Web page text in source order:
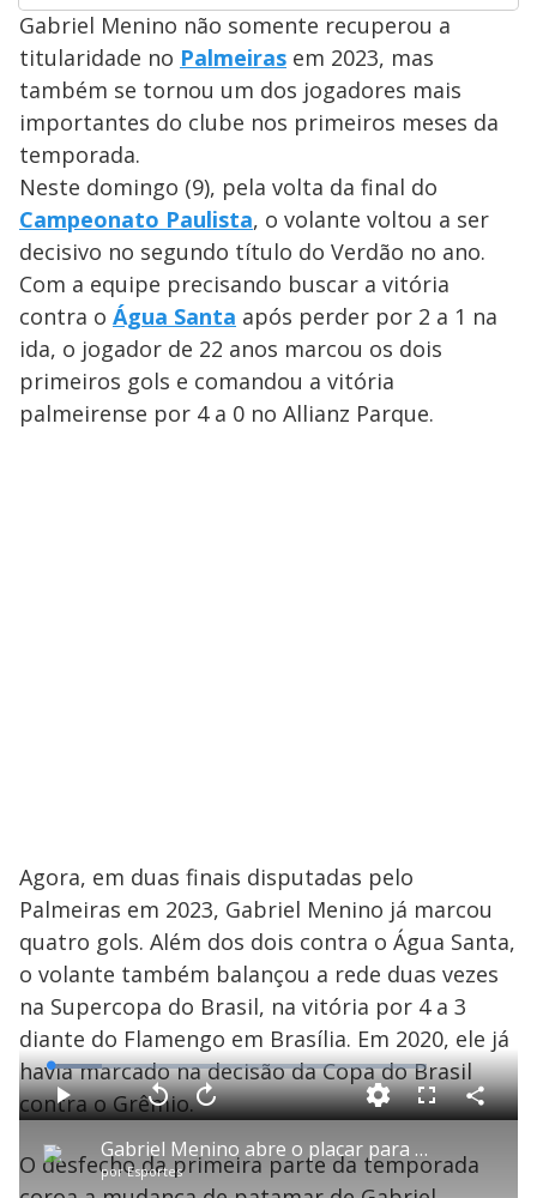
Gabriel Menino não somente recuperou a
titularidade no Palmeiras em 2023, mas
também se tornou um dos jogadores mais
importantes do clube nos primeiros meses da
temporada.
Neste domingo (9), pela volta da final do
Campeonato Paulista, o volante voltou a ser
decisivo no segundo título do Verdão no ano.
Com a equipe precisando buscar a vitória
contra o Água Santa após perder por 2 a 1 na
ida, o jogador de 22 anos marcou os dois
primeiros gols e comandou a vitória
palmeirense por 4 a 0 no Allianz Parque.
Agora, em duas finais disputadas pelo
Palmeiras em 2023, Gabriel Menino já marcou
quatro gols. Além dos dois contra o Água Santa,
o volante também balançou a rede duas vezes
na Supercopa do Brasil, na vitória por 4 a 3
diante do Flamengo em Brasília. Em 2020, ele já
havia marcado na decisão da Copa do Brasil
contra o Grêmio.
P Gabriel Menino abre o placar para o Palmeiras contra a Água Santa
porEsportes
P V
t
a
r
A
n
ç
a
L
o
a
d
e
1
3
F
s
c
C
o
a
r
O desfecho da primeira parte da temporada